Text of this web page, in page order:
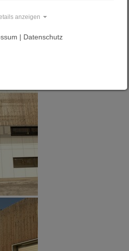
anzeigen
| Datenschutz